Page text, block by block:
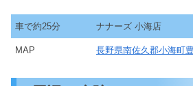
車で約25分 ナナーズ 小海店
MAP 長野県南佐久郡小海町